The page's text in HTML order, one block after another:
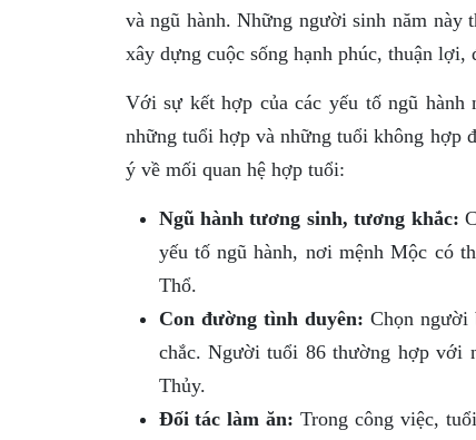
và ngũ hành. Những người sinh năm này
xây dựng cuộc sống hạnh phúc, thuận
Với sự kết hợp của các yếu tố ngũ
những tuổi hợp và những tuổi không hợp
ý về mối quan hệ hợp tuổi:
Ngũ hành tương sinh, tương khắc:
yếu tố ngũ hành, nơi mệnh Mộc có
Thổ.
Con đường tình duyên: Chọn người
chắc. Người tuổi 86 thường hợp với
Thủy.
Đối tác làm ăn: Trong công việc,